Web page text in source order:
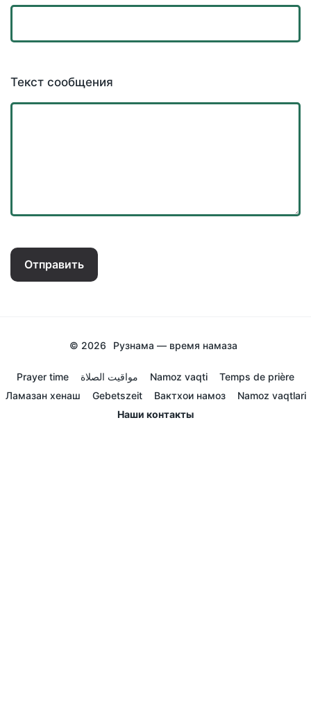
Текст сообщения
Отправить
© 2026 Рузнама — время намаза
Prayer time مواقيت الصلاة Namoz vaqti
Temps de prière
Ламазан хенаш
Gebetszeit Вактхои намоз
Namoz vaqtlari
Наши контакты